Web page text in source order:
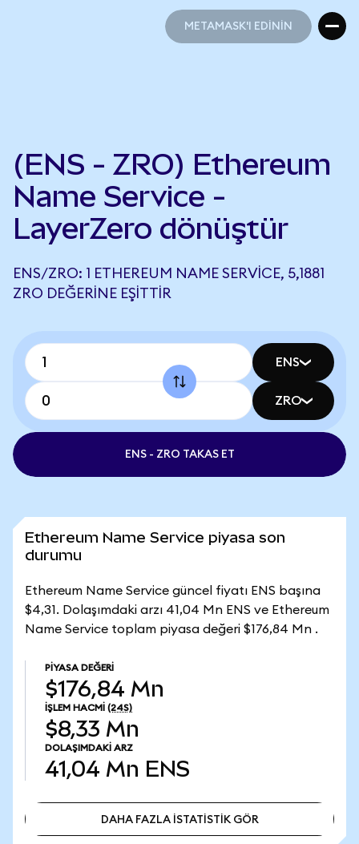
METAMASK'I EDİNİN
(ENS - ZRO) Ethereum
Name Service -
LayerZero dönüştür
ENS/ZRO: 1 ETHEREUM NAME SERVICE, 5,1881
ZRO DEĞERINE EŞITTIR
ENS
ZRO
ENS - ZRO TAKAS ET
Ethereum Name Service piyasa son
durumu
Ethereum Name Service güncel fiyatı ENS başına
$4,31. Dolaşımdaki arzı 41,04 Mn ENS ve Ethereum
Name Service toplam piyasa değeri $176,84 Mn .
PIYASA DEĞERI
$176,84 Mn
İŞLEM HACMI (24S)
$8,33 Mn
DOLAŞIMDAKI ARZ
41,04 Mn ENS
DAHA FAZLA İSTATİSTİK GÖR